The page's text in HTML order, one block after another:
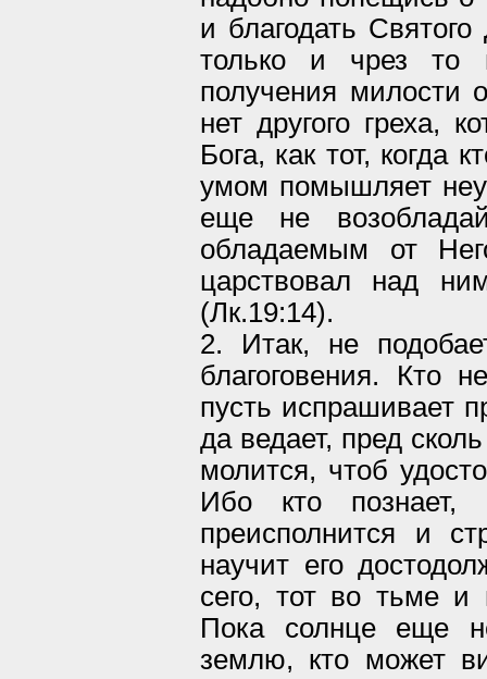
и благодать
только и чрез то
получения милости
нет другого греха,
Бога, как тот, когда
умом помышляет
еще не
обладаемым от
царствовал над
(Лк.19:14).
2. Итак, не
благоговения. Кто
пусть испрашивает
да ведает, пред
молится, чтоб
Ибо кто познает,
преисполнится и
научит его
сего, тот во тьме и
Пока солнце еще
землю, кто может